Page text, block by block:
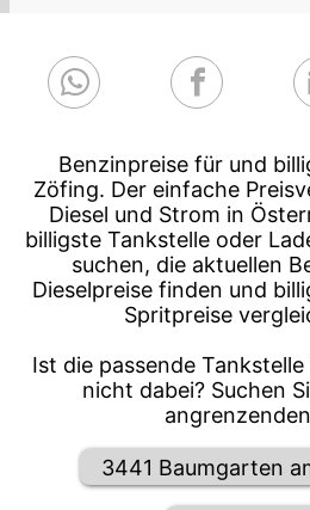
Benzinpreise für und
Zöfing. Der einfache
Diesel und Strom in
billigste Tankstelle oder
suchen, die aktuellen
Dieselpreise finden und
Spritpreise
Ist die passende
nicht dabei? Suchen
3441 Baumgarten